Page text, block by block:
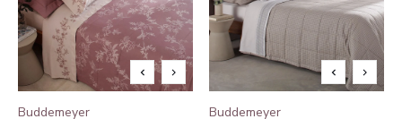
Buddemeyer
Buddemeyer